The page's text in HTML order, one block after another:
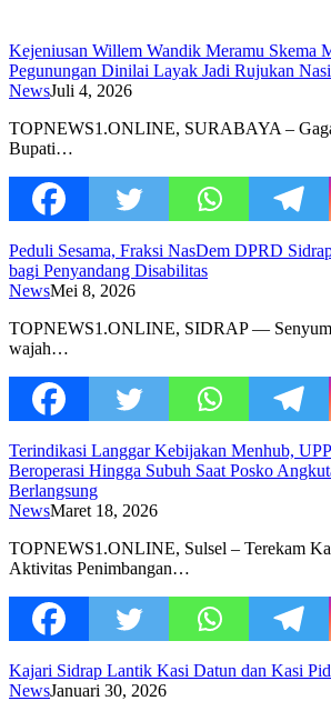
Kejeniusan Willem Wandik Meramu Skema
Pegunungan Dinilai Layak Jadi Rujukan
NewsJuli 4, 2026
TOPNEWS1.ONLINE, SURABAYA –
Bupati…
Peduli Sesama, Fraksi NasDem DPRD
bagi Penyandang Disabilitas
NewsMei 8, 2026
TOPNEWS1.ONLINE, SIDRAP — Senyum
wajah…
Terindikasi Langgar Kebijakan Menhub,
Beroperasi Hingga Subuh Saat Posko
Berlangsung
NewsMaret 18, 2026
TOPNEWS1.ONLINE, Sulsel – Terekam
Aktivitas Penimbangan…
Kajari Sidrap Lantik Kasi Datun dan Kasi
NewsJanuari 30, 2026